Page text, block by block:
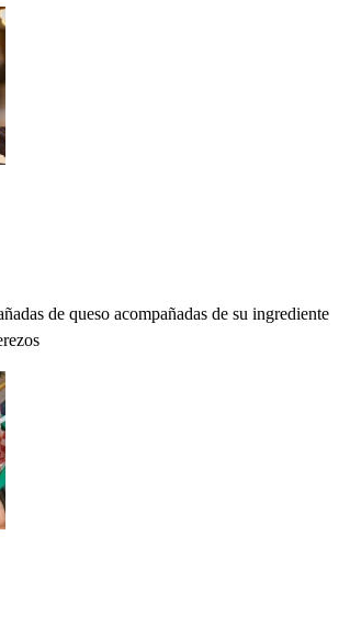
de queso acompañadas de su ingrediente